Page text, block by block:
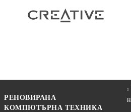
РЕНОВИРАНА
КОМПЮТЪРНА ТЕХНИКА